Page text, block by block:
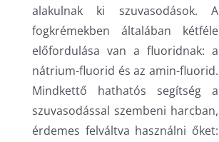
alakulnak ki szuvasodások. A
fogkrémekben általában kétféle
előfordulása van a fluoridnak: a
nátrium-fluorid és az amin-fluorid.
Mindkettő hathatós segítség a
szuvasodással szembeni harcban,
érdemes felváltva használni őket: